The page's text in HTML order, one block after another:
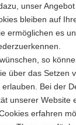
unser
bleiben auf
ermöglichen es
so
über das Setzen
Bei der
unserer Website
erfahren